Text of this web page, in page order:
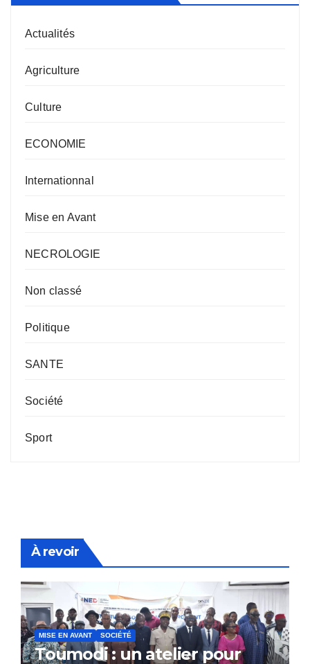
Actualités
Agriculture
Culture
ECONOMIE
Internationnal
Mise en Avant
NECROLOGIE
Non classé
Politique
SANTE
Société
Sport
À revoir
MISE EN AVANT SOCIÉTÉ
Toumodi : un atelier pour